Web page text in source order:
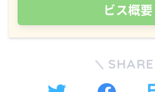
ビス概要
SHARE